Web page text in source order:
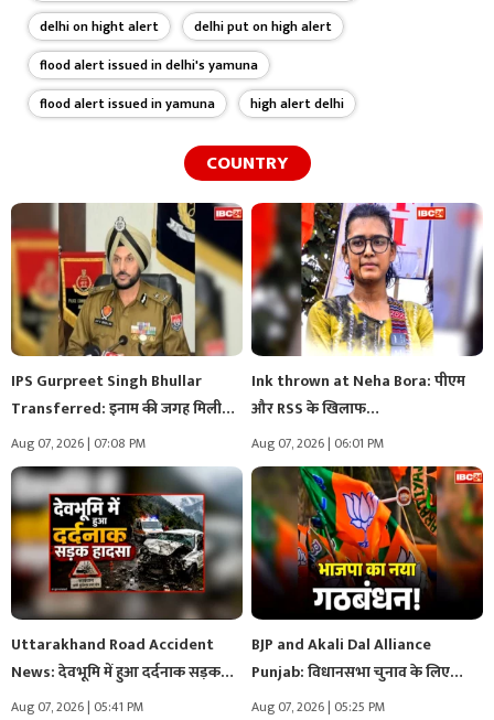
delhi on hight alert
delhi put on high alert
flood alert issued in delhi's yamuna
flood alert issued in yamuna
high alert delhi
COUNTRY
IPS Gurpreet Singh Bhullar
Transferred: इनाम की जगह मिली
सजा!..…
Aug 07, 2026 | 07:08 PM
Ink thrown at Neha Bora: पीएम
और RSS के खिलाफ…
Aug 07, 2026 | 06:01 PM
Uttarakhand Road Accident
News: देवभूमि में हुआ दर्दनाक सड़क
हादसा,…
Aug 07, 2026 | 05:41 PM
BJP and Akali Dal Alliance
Punjab: विधानसभा चुनाव के लिए…
Aug 07, 2026 | 05:25 PM